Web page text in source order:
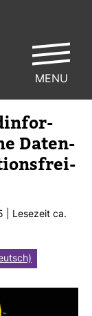
Daten­
| Lese­zeit ca.
MENU